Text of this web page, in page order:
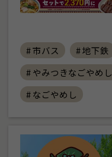
# 市バス # 地下鉄
# やみつきなごやめし
# なごやめし